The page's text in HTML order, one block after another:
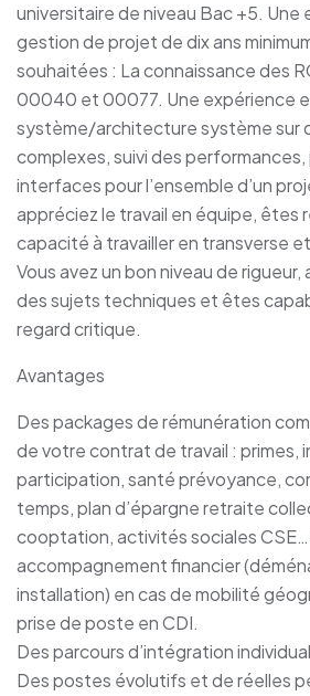
universitaire de niveau Bac +5. Une
gestion de projet de dix ans
souhaitées : La connaissance des
00040 et 00077. Une expérience
système/architecture système sur
complexes, suivi des
interfaces pour l’ensemble d’un
appréciez le travail en équipe, êtes
capacité à travailler en transverse
Vous avez un bon niveau de
des sujets techniques et êtes
regard critique.
Avantages
Des packages de rémunération
de votre contrat de travail : primes,
participation, santé prévoyance,
temps, plan d’épargne retraite
cooptation, activités sociales
accompagnement financier
installation) en cas de mobilité
prise de poste en CDI.
Des parcours d’intégration
Des postes évolutifs et de réelles